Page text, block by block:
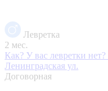
Левретка
2 мес.
Как? У вас левретки нет?
Ленинградская ул.
Договорная